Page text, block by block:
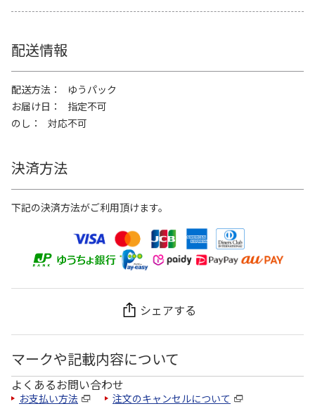
配送情報
配送方法
ゆうパック
お届け日
指定不可
のし
対応不可
決済方法
下記の決済方法がご利用頂けます。
シェアする
マークや記載内容について
よくあるお問い合わせ
お支払い方法 注文のキャンセルについて